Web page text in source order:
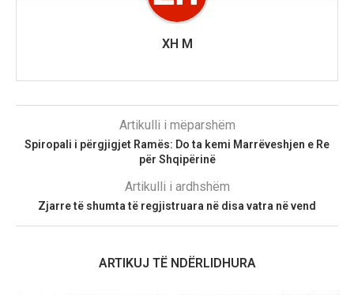
XH M
Artikulli i mëparshëm
Spiropali i përgjigjet Ramës: Do ta kemi Marrëveshjen e Re
për Shqipërinë
Artikulli i ardhshëm
Zjarre të shumta të regjistruara në disa vatra në vend
ARTIKUJ TË NDËRLIDHURA